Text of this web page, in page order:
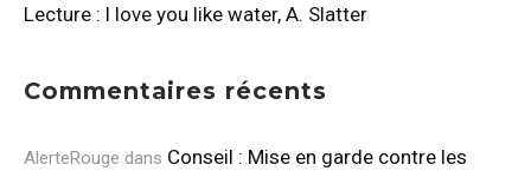
Lecture : I love you like water, A. Slatter
Commentaires récents
AlerteRouge dans Conseil : Mise en garde contre les